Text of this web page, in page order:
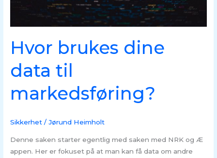
Hvor brukes dine
data til
markedsføring?
Sikkerhet /Jørund Heimholt
Denne saken starter egentlig med saken med NRK og Æ
appen. Her er fokuset på at man kan få data om andre